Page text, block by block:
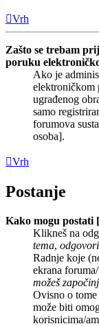
Vrh
Zašto se trebam
poruku
Ako je
elektroničkom
ugrađenog
samo
forumova
osoba].
Vrh
Postanje
Kako mogu postati
Klikneš na
tema, odgovori
Radnje koje
ekrana
možeš
Ovisno o
može biti
korisnicima/